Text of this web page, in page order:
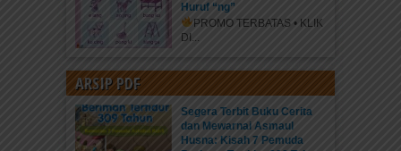
Huruf “ng”
PROMO TERBATAS • KLIK
DI...
ARSIP PDF
Segera Terbit Buku Cerita
dan Mewarnai Asmaul
Husna: Kisah 7 Pemuda